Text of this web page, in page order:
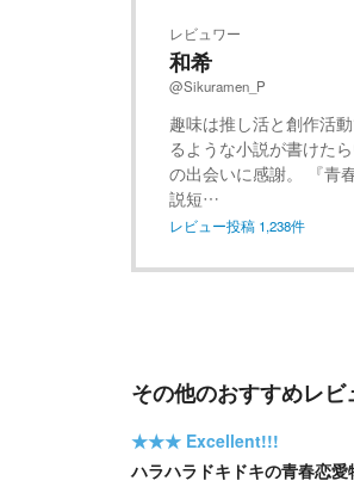
レビュワー
和希
@Sikuramen_P
趣味は推し活と創作活
るような小説が書けた
の出会いに感謝。 『青
説短…
レビュー投稿 1,238件
その他のおすすめレビ
★★★ Excellent!!!
ハラハラドキドキの青春恋愛